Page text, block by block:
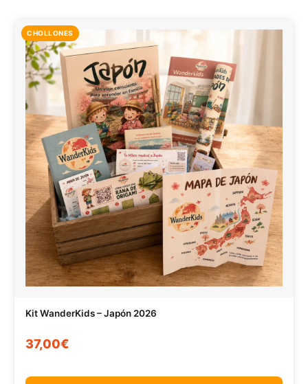
CHOLLONES
Kit WanderKids – Japón 2026
37,00€